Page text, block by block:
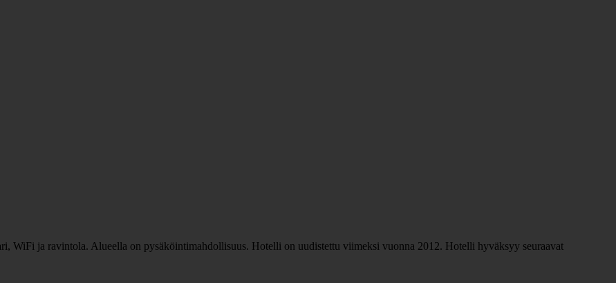
WiFi ja ravintola. Alueella on pysäköintimahdollisuus. Hotelli on uudistettu viimeksi vuonna 2012. Hotelli hyväksyy seuraavat